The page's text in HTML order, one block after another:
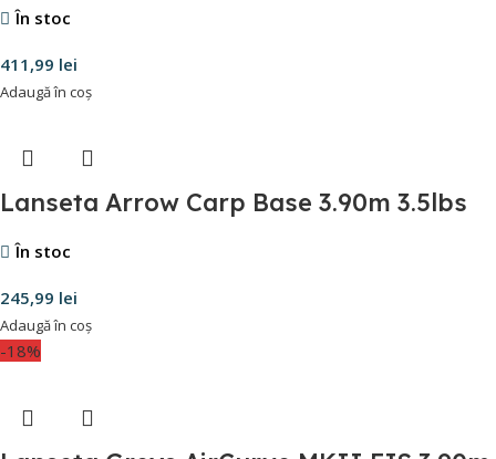
În stoc
411,99 lei
Adaugă în coș
Lanseta Arrow Carp Base 3.90m 3.5lbs
În stoc
245,99 lei
Adaugă în coș
-18%